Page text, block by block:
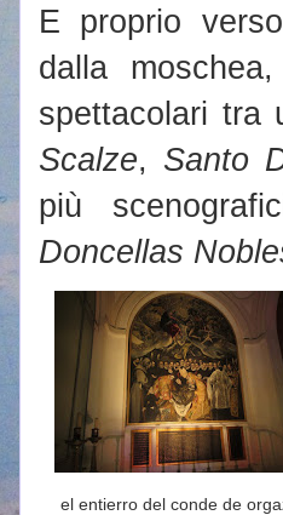
E proprio
dalla
spettacolari tra
Scalze, Santo
più
Doncellas
el entierro del conde de